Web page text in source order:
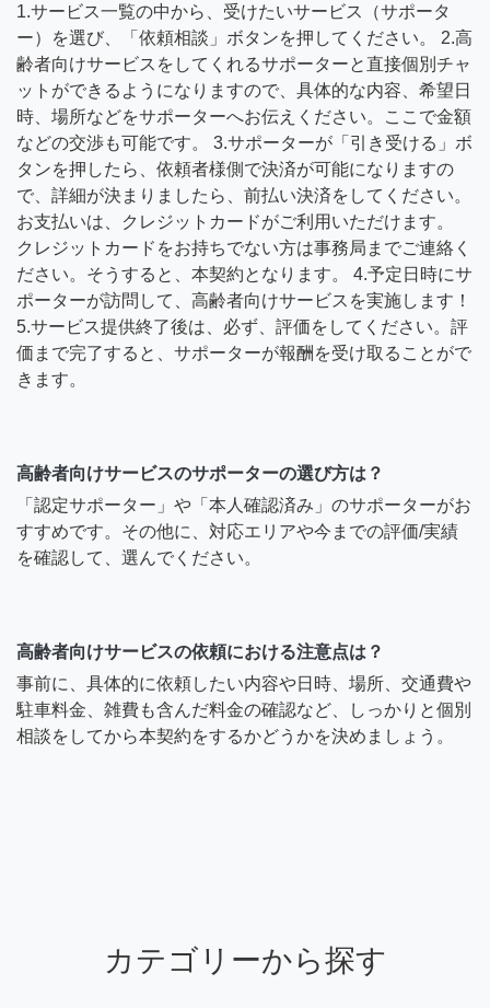
1.サービス一覧の中から、受けたいサービス（サポータ
ー）を選び、「依頼相談」ボタンを押してください。 2.高
齢者向けサービスをしてくれるサポーターと直接個別チャ
ットができるようになりますので、具体的な内容、希望日
時、場所などをサポーターへお伝えください。ここで金額
などの交渉も可能です。 3.サポーターが「引き受ける」ボ
タンを押したら、依頼者様側で決済が可能になりますの
で、詳細が決まりましたら、前払い決済をしてください。
お支払いは、クレジットカードがご利用いただけます。
クレジットカードをお持ちでない方は事務局までご連絡く
ださい。そうすると、本契約となります。 4.予定日時にサ
ポーターが訪問して、高齢者向けサービスを実施します！
5.サービス提供終了後は、必ず、評価をしてください。評
価まで完了すると、サポーターが報酬を受け取ることがで
きます。
高齢者向けサービスのサポーターの選び方は？
「認定サポーター」や「本人確認済み」のサポーターがお
すすめです。その他に、対応エリアや今までの評価/実績
を確認して、選んでください。
高齢者向けサービスの依頼における注意点は？
事前に、具体的に依頼したい内容や日時、場所、交通費や
駐車料金、雑費も含んだ料金の確認など、しっかりと個別
相談をしてから本契約をするかどうかを決めましょう。
カテゴリーから探す